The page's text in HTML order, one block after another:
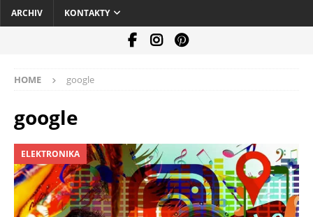
ARCHIV KONTAKTY
HOME google
google
ELEKTRONIKA